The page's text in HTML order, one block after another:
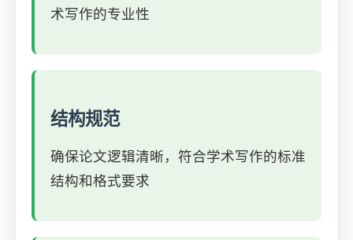
术写作的专业性
结构规范
确保论文逻辑清晰，符合学术写作的标准
结构和格式要求